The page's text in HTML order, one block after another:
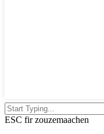
ESC fir zouzemaachen